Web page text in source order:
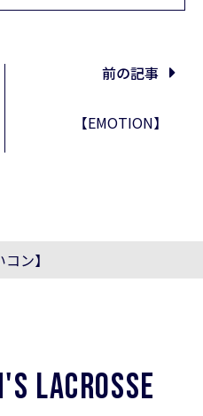
前の記事
【EMOTION】
コン】
LACROSSE